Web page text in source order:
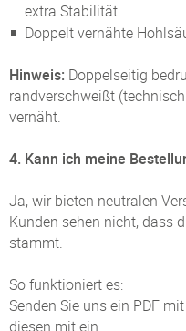
extra Stabilität
Doppelt vernähte
Hinweis: Doppelseitig
randverschweißt
vernäht.
4. Kann ich meine
Ja, wir bieten neutralen
Kunden sehen nicht, dass
stammt.
So funktioniert es:
Senden Sie uns ein PDF
diesen mit ein.